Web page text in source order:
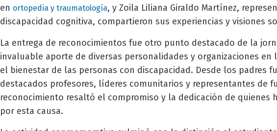
en ortopedia y traumatología, y Zoila Liliana Giraldo Martínez,
discapacidad cognitiva, compartieron sus experiencias y visiones
La entrega de reconocimientos fue otro punto destacado de la
invaluable aporte de diversas personalidades y organizaciones
el bienestar de las personas con discapacidad. Desde los padres
destacados profesores, líderes comunitarios y representantes de
reconocimiento resaltó el compromiso y la dedicación de quienes
por esta causa.